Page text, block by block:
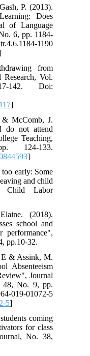
P. (2013).
Does
of Language
6, pp. 1184-
1190
from
Research, Vol.
142. Doi:
& McComb, J.
do not attend
Teaching,
124-133.
too early: Some
and child
Child Labor
(2018).
school and
performance",
pp.10-32.
E & Assink, M.
Absenteeism
Journal
48, No. 9, pp.
019-01072-5
5
coming
for class
No. 38,